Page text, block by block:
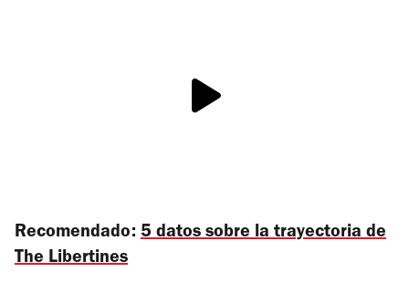
Recomendado: 5 datos sobre la trayectoria de
The Libertines